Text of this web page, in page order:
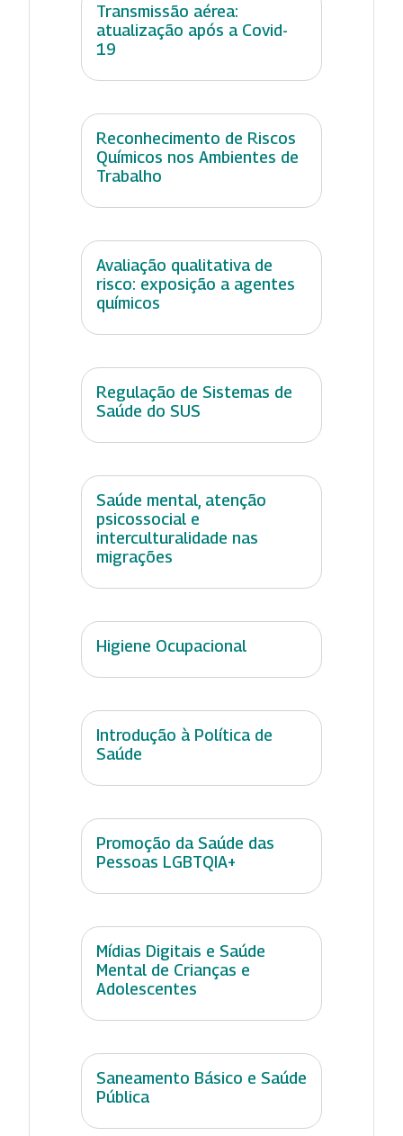
Transmissão aérea:
atualização após a Covid-
19
Reconhecimento de Riscos
Químicos nos Ambientes de
Trabalho
Avaliação qualitativa de
risco: exposição a agentes
químicos
Regulação de Sistemas de
Saúde do SUS
Saúde mental, atenção
psicossocial e
interculturalidade nas
migrações
Higiene Ocupacional
Introdução à Política de
Saúde
Promoção da Saúde das
Pessoas LGBTQIA+
Mídias Digitais e Saúde
Mental de Crianças e
Adolescentes
Saneamento Básico e Saúde
Pública